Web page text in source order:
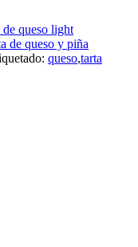
queso light
de queso y piña
queso,tarta